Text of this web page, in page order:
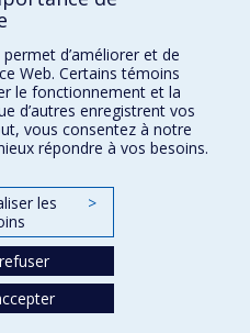
d’améliorer et de
Web. Certains témoins
le fonctionnement et la
d’autres enregistrent vos
vous consentez à notre
répondre à vos besoins.
les
>